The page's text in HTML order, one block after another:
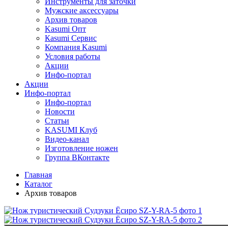
Мужские аксессуары
Архив товаров
Kasumi Опт
Кasumi Сервис
Компания Kasumi
Условия работы
Акции
Инфо-портал
Акции
Инфо-портал
Инфо-портал
Новости
Статьи
KASUMI Клуб
Видео-канал
Изготовление ножен
Группа ВКонтакте
Главная
Каталог
Архив товаров